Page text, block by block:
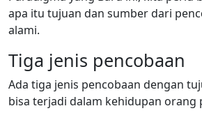
apa itu tujuan dan sumber dari
alami.
Tiga jenis pencobaan
Ada tiga jenis pencobaan dengan
bisa terjadi dalam kehidupan orang